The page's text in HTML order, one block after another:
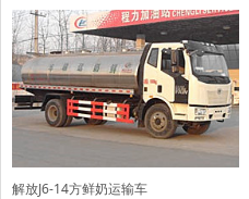
解放J6-14方鲜奶运输车